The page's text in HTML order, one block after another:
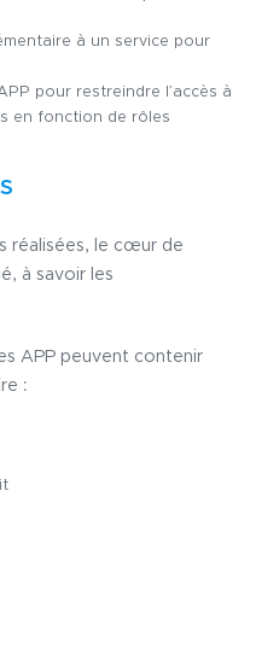
à un service pour
pour restreindre l’accès à
en fonction de rôles
réalisées, le cœur de
à savoir les
APP peuvent contenir
: